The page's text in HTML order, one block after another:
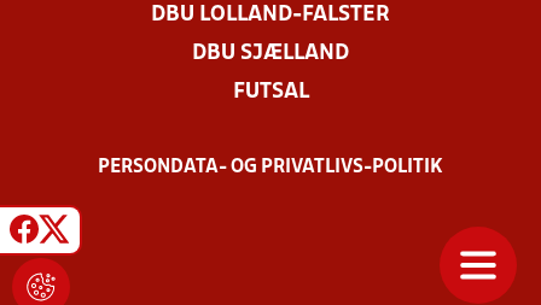
DBU LOLLAND-FALSTER
DBU SJÆLLAND
FUTSAL
PERSONDATA- OG PRIVATLIVS-POLITIK